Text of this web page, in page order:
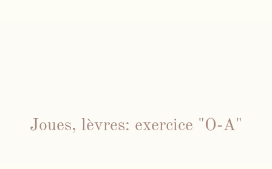
Joues, lèvres: exercice "O-A"